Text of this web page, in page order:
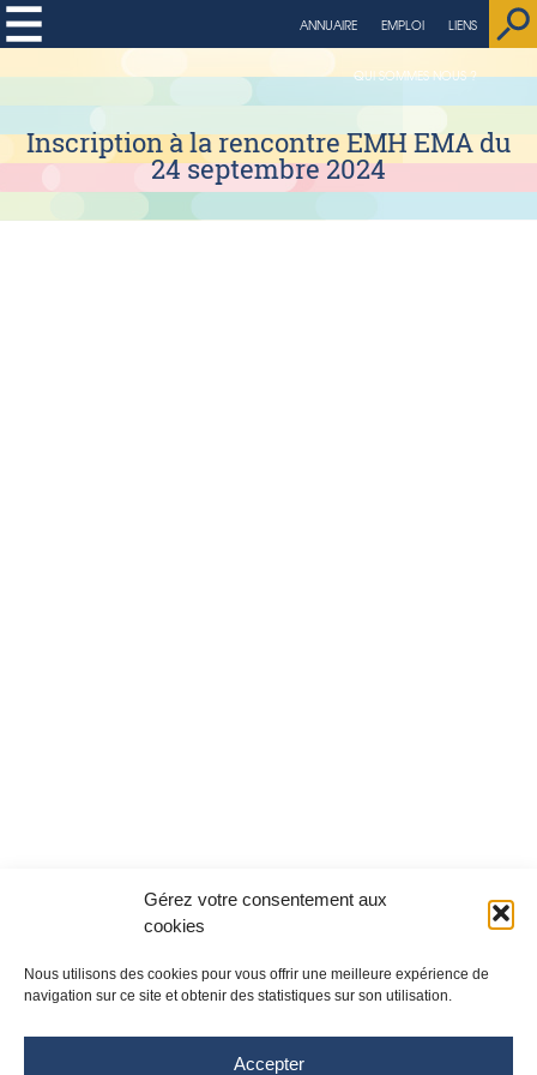
Gérez votre consentement aux
cookies
Nous utilisons des cookies pour vous offrir une meilleure expérience de
navigation sur ce site et obtenir des statistiques sur son utilisation.
Accepter
LIENS
EMPLOI
ANNUAIRE
QUI SOMMES NOUS ?
string(4) "page"
Inscription à la rencontre EMH EMA du
24 septembre 2024